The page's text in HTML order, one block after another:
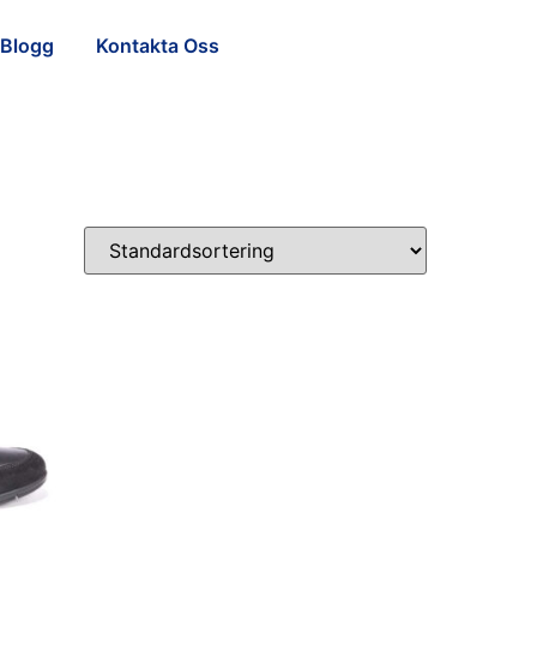
Blogg Kontakta Oss